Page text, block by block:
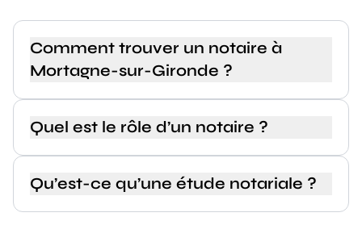
Comment trouver un notaire à
Mortagne-sur-Gironde ?
Quel est le rôle d’un notaire ?
Qu’est-ce qu’une étude notariale ?